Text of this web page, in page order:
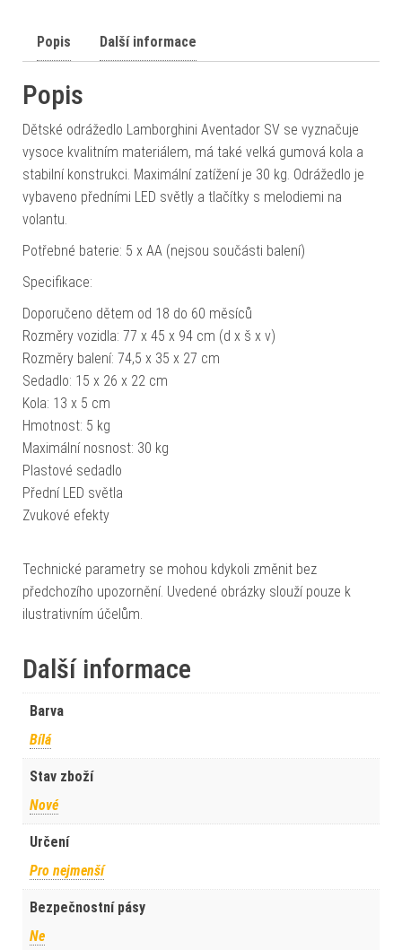
Popis Další informace
Popis
Dětské odrážedlo Lamborghini Aventador SV se vyznačuje
vysoce kvalitním materiálem, má také velká gumová kola a
stabilní konstrukci. Maximální zatížení je 30 kg. Odrážedlo je
vybaveno předními LED světly a tlačítky s melodiemi na
volantu.
Potřebné baterie: 5 x AA (nejsou součásti balení)
Specifikace:
Doporučeno dětem od 18 do 60 měsíců
Rozměry vozidla: 77 x 45 x 94 cm (d x š x v)
Rozměry balení: 74,5 x 35 x 27 cm
Sedadlo: 15 x 26 x 22 cm
Kola: 13 x 5 cm
Hmotnost: 5 kg
Maximální nosnost: 30 kg
Plastové sedadlo
Přední LED světla
Zvukové efekty
Technické parametry se mohou kdykoli změnit bez
předchozího upozornění. Uvedené obrázky slouží pouze k
ilustrativním účelům.
Další informace
Barva
Bílá
Stav zboží
Nové
Určení
Pro nejmenší
Bezpečnostní pásy
Ne